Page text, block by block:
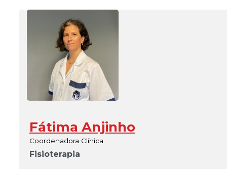
Fátima Anjinho
Coordenadora Clínica
Fisioterapia